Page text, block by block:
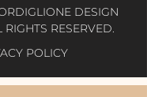
DESIGN
RIGHTS RESERVED.
POLICY